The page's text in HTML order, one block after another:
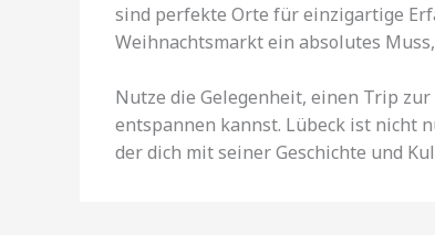
sind perfekte Orte für einzigartige
Weihnachtsmarkt ein absolutes
Nutze die Gelegenheit, einen Trip
entspannen kannst. Lübeck ist nicht
der dich mit seiner Geschichte und